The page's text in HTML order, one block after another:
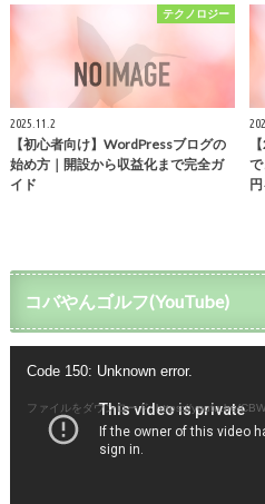
テクノロジー
2025.11.2
【初心者向け】WordPressブログの
始め方｜開設から収益化まで完全ガ
イド
コバやんゴルフ(YouTube)
Code 150: Unknown error.
ファイルをダウンロード: https://youtu.be/